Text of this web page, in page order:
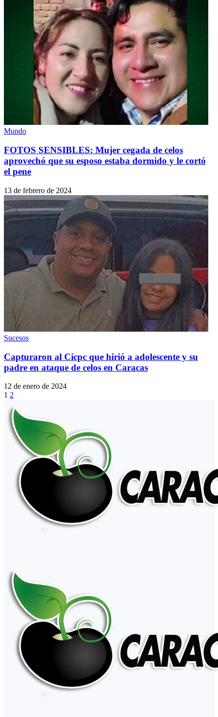
Mundo
FOTOS SENSIBLES: Mujer cegada de celos
aprovechó que su esposo estaba dormido y le cortó
el pene
13 de febrero de 2024
Sucesos
Capturaron al Cicpc que hirió a adolescente y su
padre en ataque de celos en Caracas
12 de enero de 2024
1 2